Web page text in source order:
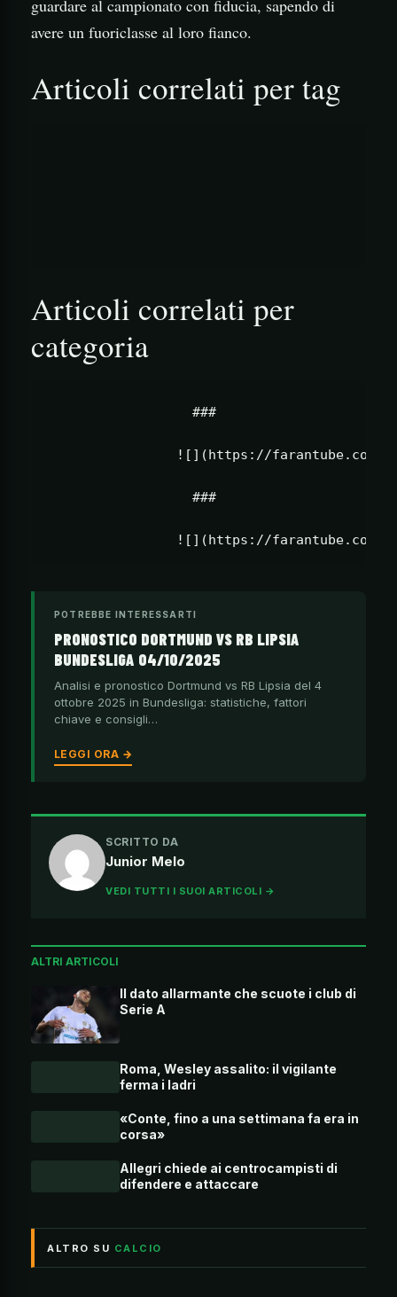
guardare al campionato con fiducia, sapendo di
avere un fuoriclasse al loro fianco.
Articoli correlati per tag
Articoli correlati per
categoria
###
![](https://farantube.com/
###
POTREBBE INTERESSARTI
PRONOSTICO DORTMUND VS RB LIPSIA
BUNDESLIGA 04/10/2025
Analisi e pronostico Dortmund vs RB Lipsia del 4
ottobre 2025 in Bundesliga: statistiche, fattori
chiave e consigli…
LEGGI ORA →
SCRITTO DA
Junior Melo
VEDI TUTTI I SUOI ARTICOLI →
ALTRI ARTICOLI
Il dato allarmante che scuote i club di
Serie A
Roma, Wesley assalito: il vigilante
ferma i ladri
«Conte, fino a una settimana fa era in
corsa»
Allegri chiede ai centrocampisti di
difendere e attaccare
ALTRO SU CALCIO